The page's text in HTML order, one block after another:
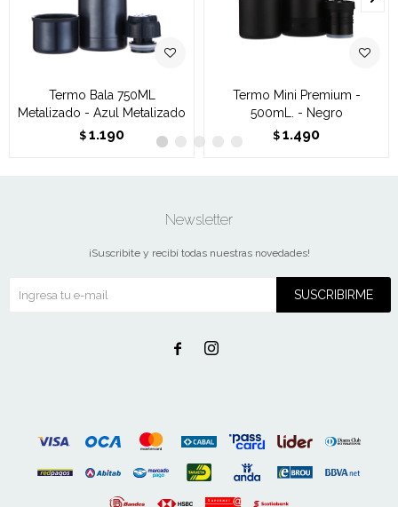
Termo Bala 750ML
Metalizado - Azul Metalizado
$ 1.190
Termo Mini Premium -
500mL. - Negro
$ 1.490
Newsletter
¡Suscribite y recibí todas nuestras novedades!
SUSCRIBIRME
 